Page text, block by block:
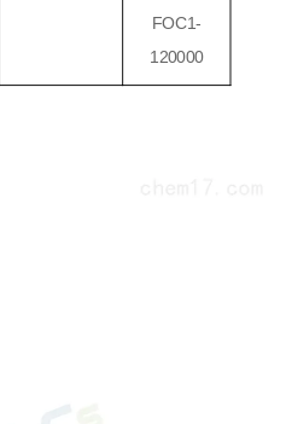
FOC1-
120000